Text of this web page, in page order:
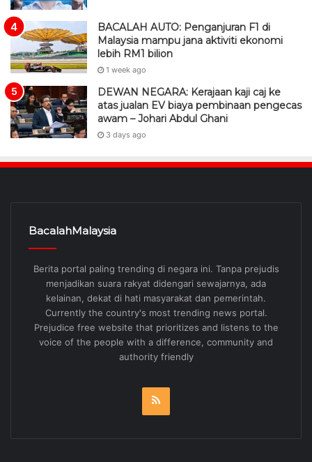
BACALAH AUTO: Penganjuran F1 di
Malaysia mampu jana aktiviti ekonomi
lebih RM1 bilion
1 week ago
DEWAN NEGARA: Kerajaan kaji caj ke
atas jualan EV biaya pembinaan pengecas
awam – Johari Abdul Ghani
3 days ago
BacalahMalaysia
Berita portal paling trending di negara ini. Tanpa prejudis
menjadikan suara rakyat didengari sewajarnya, ada
kelainan, dekat di hati masyarakat dan pemerintah.
Currently the country's most trending news portal.
Prejudice free website that prioritizes and listens to the
voice of the people with a difference, community and
authority friendly